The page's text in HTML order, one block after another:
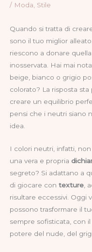
/ Moda Stile
Quando si tratta di
sono il tuo miglior
riescono a donare
inosservata. Hai mai
beige, bianco o grigio
colorato? La risposta
creare un equilibrio
pensi che i neutri siano
idea.
I colori neutri, infatti,
una vera e propria
segreto? Si adattano a
di giocare con texture,
risultare eccessivi. Oggi
possono trasformare il
sempre sofisticata, con
potere del nude, del